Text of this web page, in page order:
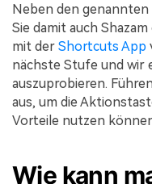
Neben den
Sie damit auch
mit der Shortcuts App
nächste Stufe und wir
auszuprobieren.
aus, um die
Vorteile nutzen
Wie kann